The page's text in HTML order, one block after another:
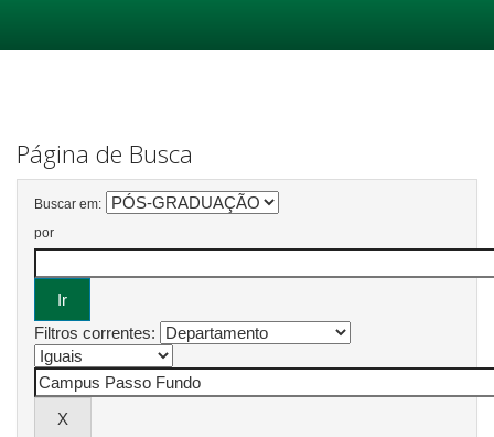
Página de Busca
Buscar em:
por
Filtros correntes: